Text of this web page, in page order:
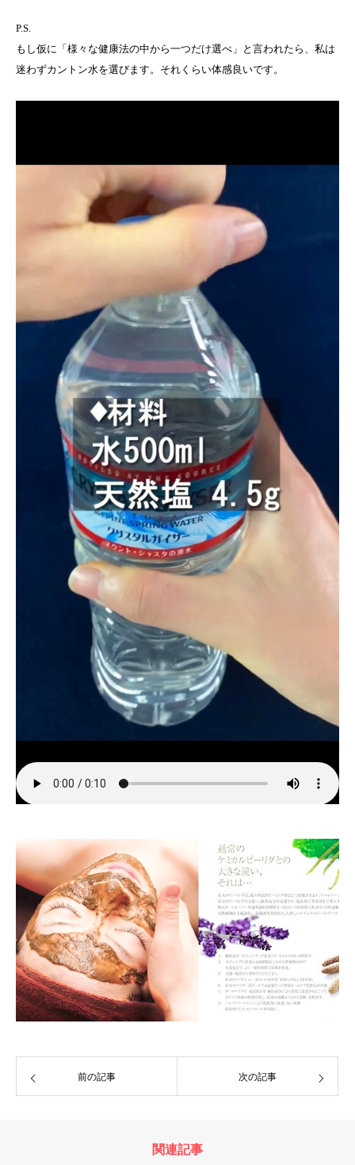
P.S.
もし仮に「様々な健康法の中から一つだけ選べ」と言われたら、私は
迷わずカントン水を選びます。それくらい体感良いです。
前の記事 次の記事
関連記事